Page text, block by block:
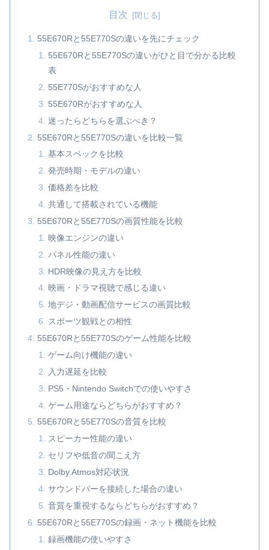
目次
55E670Rと55E770Sの違いを先にチェック
55E670Rと55E770Sの違いがひと目で分かる比較
表
55E770Sがおすすめな人
55E670Rがおすすめな人
迷ったらどちらを選ぶべき？
55E670Rと55E770Sの違いを比較一覧
基本スペックを比較
発売時期・モデルの違い
価格差を比較
共通して搭載されている機能
55E670Rと55E770Sの画質性能を比較
映像エンジンの違い
パネル性能の違い
HDR映像の見え方を比較
映画・ドラマ視聴で感じる違い
地デジ・動画配信サービスの画質比較
スポーツ観戦との相性
55E670Rと55E770Sのゲーム性能を比較
ゲーム向け機能の違い
入力遅延を比較
PS5・Nintendo Switchでの使いやすさ
ゲーム用途ならどちらがおすすめ？
55E670Rと55E770Sの音質を比較
スピーカー性能の違い
セリフや低音の聞こえ方
Dolby Atmos対応状況
サウンドバーを接続した場合の違い
音質を重視するならどちらがおすすめ？
55E670Rと55E770Sの録画・ネット機能を比較
録画機能の使いやすさ